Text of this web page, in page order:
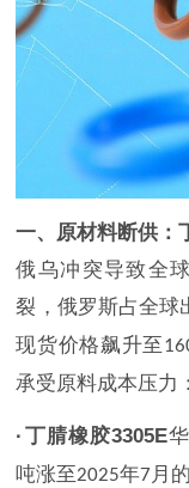
一、原材料断供：
俄乌冲突导致全球
裂，俄罗斯占全球
现货价格飙升至
承受原料成本压力：
· 丁腈橡胶3305E
吨涨至2025年7 月